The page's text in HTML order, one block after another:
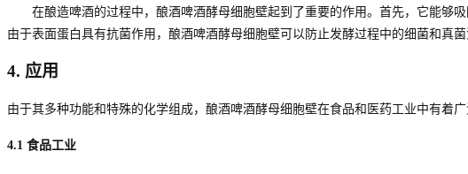
在酿造啤酒的过程中，酿酒啤酒酵母细胞壁起到了重要的作用。首先，它能够
由于表面蛋白具有抗菌作用，酿酒啤酒酵母细胞壁可以防止发酵过程中的细菌和真菌
4. 应用
由于其多种功能和特殊的化学组成，酿酒啤酒酵母细胞壁在食品和医药工业中有着广
4.1 食品工业